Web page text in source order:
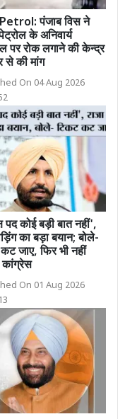
पंजाब विस ने
के अनिवार्य
पर रोक लगाने की केन्द्र
से की मांग
On 04 Aug 2026
पद कोई बड़ी बात नहीं',
का बड़ा बयान; बोले-
जाए, फिर भी नहीं
कांग्रेस
On 01 Aug 2026